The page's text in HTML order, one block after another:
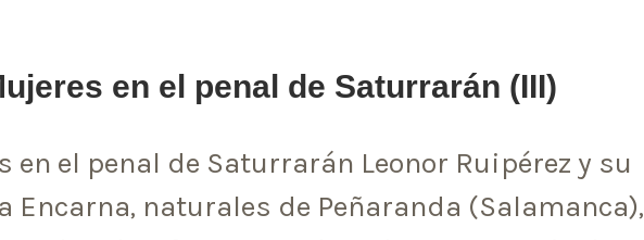
en el penal de Saturrarán (III)
en el penal de Saturrarán Leonor Ruipérez y su
Encarna, naturales de Peñaranda (Salamanca),